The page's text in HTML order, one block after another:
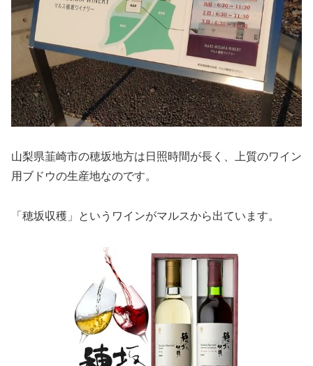
山梨県韮崎市の穂坂地方は日照時間が長く、上質のワイン
用ブドウの生産地なのです。
「穂坂収穫」というワインがマルスから出ています。